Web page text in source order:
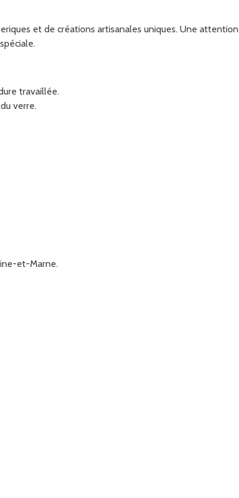
et de créations artisanales uniques. Une attention
travaillée.
verre.
et-Marne.